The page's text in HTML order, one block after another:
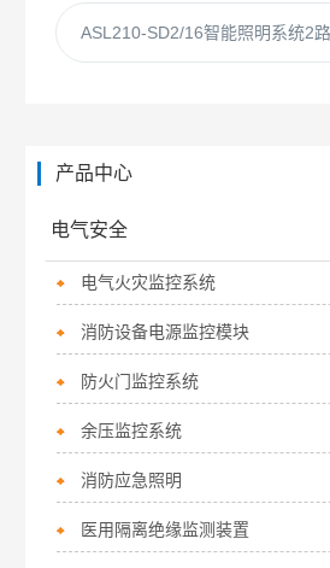
ASL210-SD2/16智能照明系统2
产品中心
电气安全
电气火灾监控系统
消防设备电源监控模块
防火门监控系统
余压监控系统
消防应急照明
医用隔离绝缘监测装置